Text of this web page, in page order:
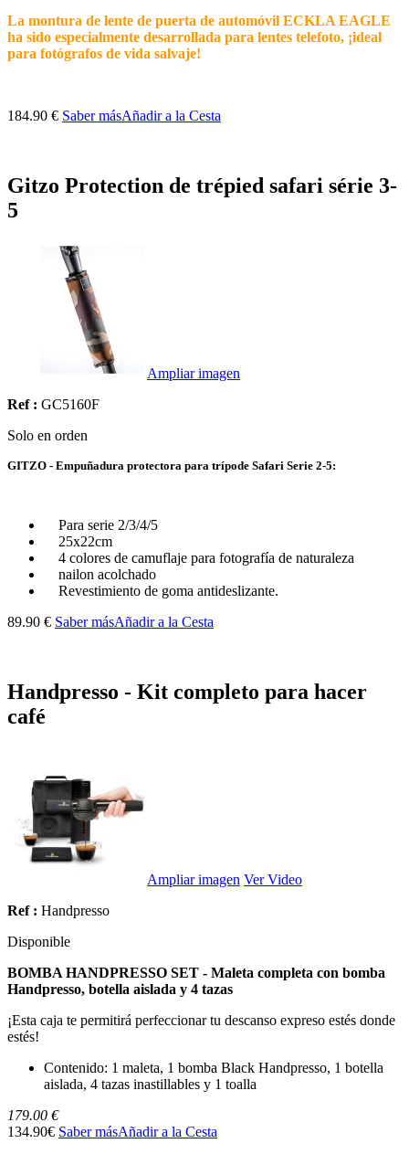
La montura de lente de puerta de automóvil ECKLA EAGLE
ha sido especialmente desarrollada para lentes telefoto, ¡ideal
para fotógrafos de vida salvaje!
184.90 € Saber másAñadir a la Cesta
Gitzo Protection de trépied safari série 3-
5
Ampliar imagen
Ref : GC5160F
Solo en orden
GITZO - Empuñadura protectora para trípode Safari Serie 2-5:
Para serie 2/3/4/5
25x22cm
4 colores de camuflaje para fotografía de naturaleza
nailon acolchado
Revestimiento de goma antideslizante.
89.90 € Saber másAñadir a la Cesta
Handpresso - Kit completo para hacer
café
Ampliar imagen Ver Video
Ref : Handpresso
Disponible
BOMBA HANDPRESSO SET - Maleta completa con bomba
Handpresso, botella aislada y 4 tazas
¡Esta caja te permitirá perfeccionar tu descanso expreso estés donde
estés!
Contenido: 1 maleta, 1 bomba Black Handpresso, 1 botella
aislada, 4 tazas inastillables y 1 toalla
179.00 €
134.90€ Saber másAñadir a la Cesta